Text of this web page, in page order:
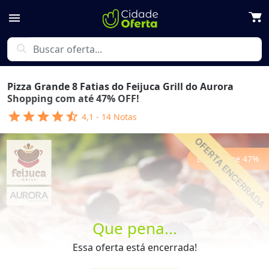
menu
search
Que pena...
Essa oferta está encerrada!
Pizza Grande 8 Fatias do Feijuca Grill do Aurora
Shopping com até 47% OFF!
starstarstarstarstar_half 4,1 - 14 Notas
Economize 47%